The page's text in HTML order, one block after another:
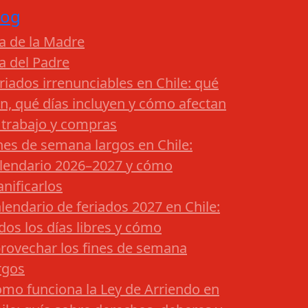
de la Madre
del Padre
irrenunciables en Chile: qué
qué días incluyen y cómo afectan
y compras
de semana largos en Chile:
2026–2027 y cómo
de feriados 2027 en Chile:
los días libres y cómo
los fines de semana
funciona la Ley de Arriendo en